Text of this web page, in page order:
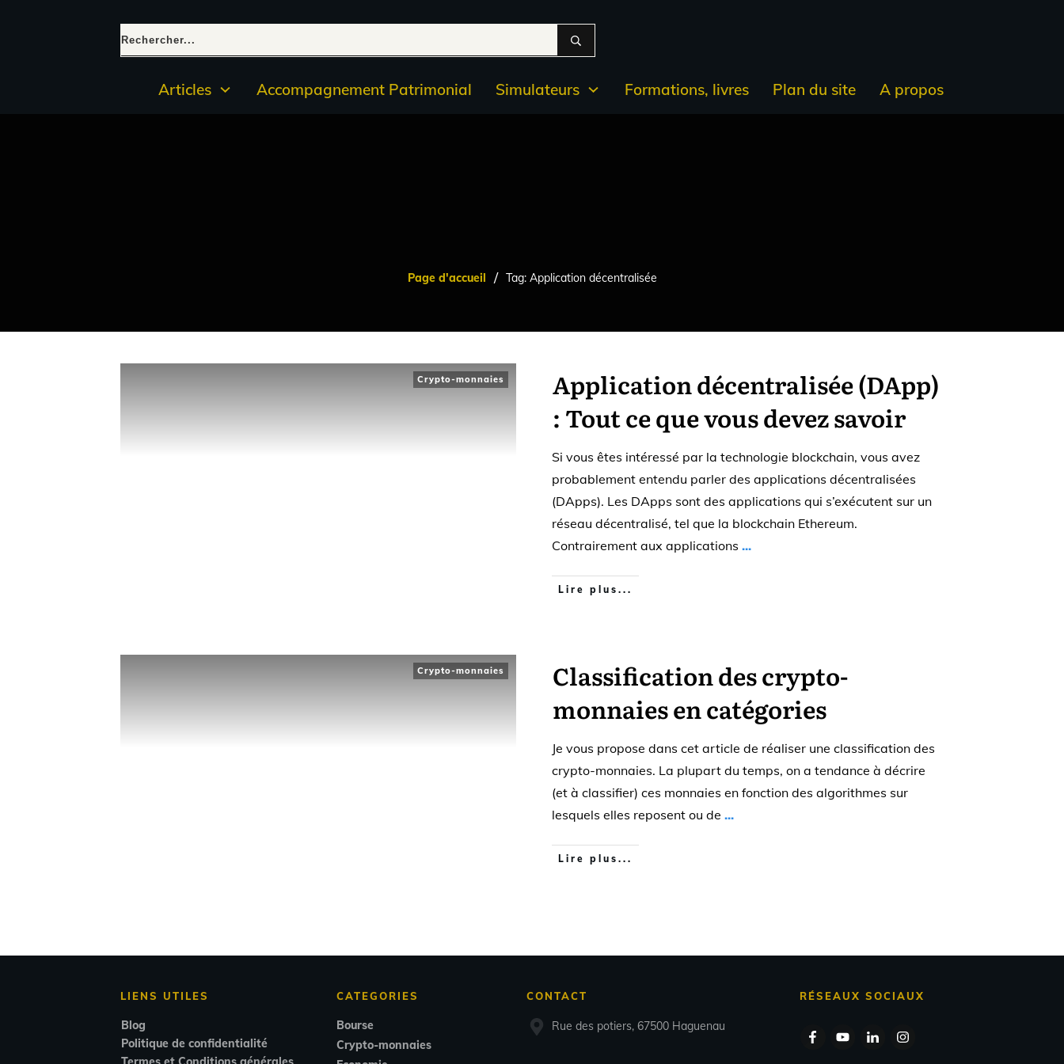
Articles Accompagnement Patrimonial Simulateurs Formations, livres Plan du site A propos
Page d'accueil / Tag: Application décentralisée
Crypto-monnaies
Application décentralisée (DApp)
: Tout ce que vous devez savoir
Si vous êtes intéressé par la technologie blockchain, vous avez
probablement entendu parler des applications décentralisées
(DApps). Les DApps sont des applications qui s’exécutent sur un
réseau décentralisé, tel que la blockchain Ethereum.
Contrairement aux applications ...
Lire plus...
Crypto-monnaies
Classification des crypto-
monnaies en catégories
Je vous propose dans cet article de réaliser une classification des
crypto-monnaies. La plupart du temps, on a tendance à décrire
(et à classifier) ces monnaies en fonction des algorithmes sur
lesquels elles reposent ou de ...
Lire plus...
LIENS UTILES
Blog
Politique de confidentialité
CATEGORIES
Bourse
Crypto-monnaies
CONTACT
Rue des potiers, 67500 Haguenau
RÉSEAUX SOCIAUX